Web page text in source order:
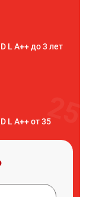
L A++ до 3 лет
L A++ от 35